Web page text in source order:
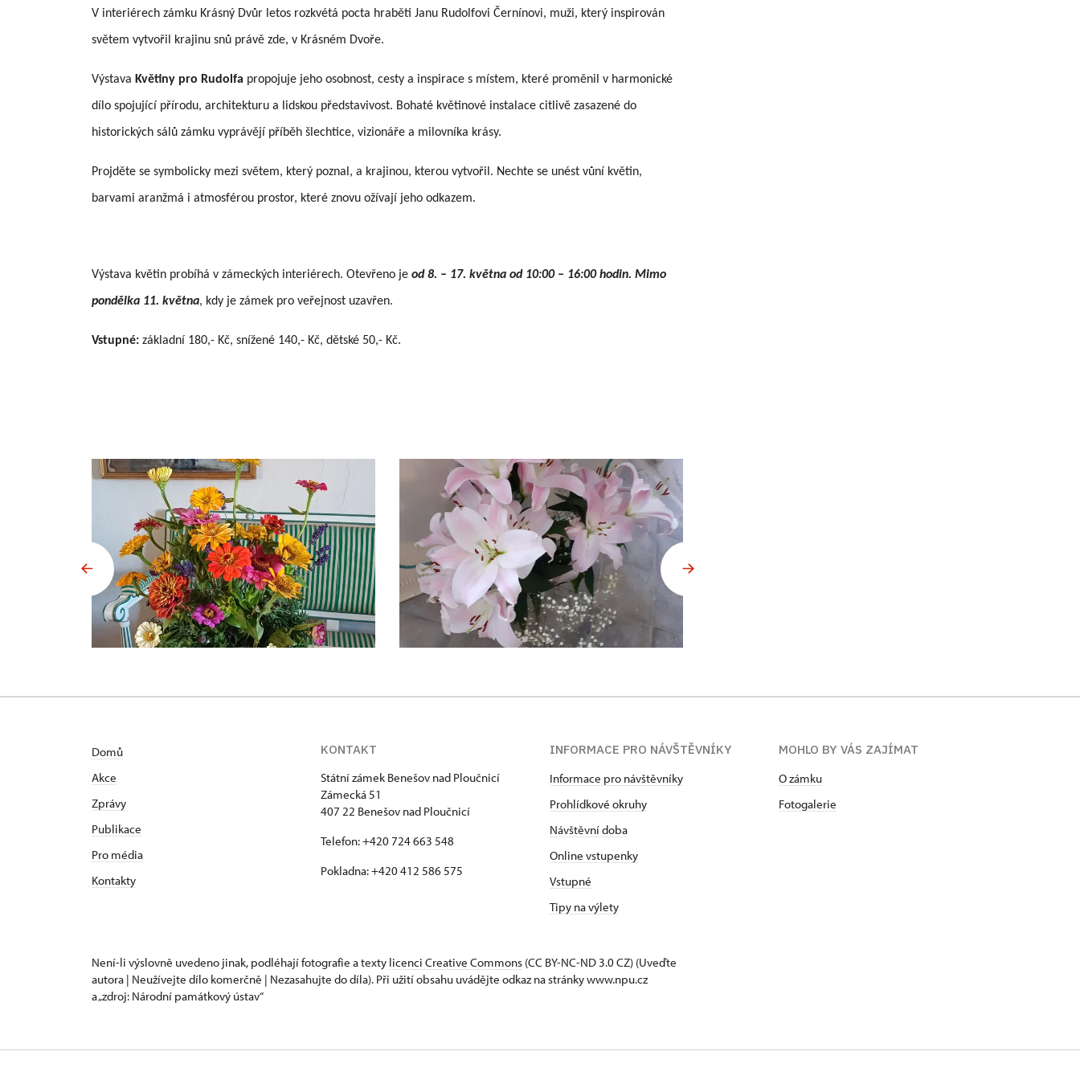
V interiérech zámku Krásný Dvůr letos rozkvétá pocta hraběti Janu Rudolfovi Černínovi, muži, který inspirován
světem vytvořil krajinu snů právě zde, v Krásném Dvoře.
Výstava Květiny pro Rudolfa propojuje jeho osobnost, cesty a inspirace s místem, které proměnil v harmonické
dílo spojující přírodu, architekturu a lidskou představivost. Bohaté květinové instalace citlivě zasazené do
historických sálů zámku vyprávějí příběh šlechtice, vizionáře a milovníka krásy.
Projděte se symbolicky mezi světem, který poznal, a krajinou, kterou vytvořil. Nechte se unést vůní květin,
barvami aranžmá i atmosférou prostor, které znovu ožívají jeho odkazem.
Výstava květin probíhá v zámeckých interiérech. Otevřeno je od 8. – 17. května od 10:00 – 16:00 hodin. Mimo
pondělka 11. května, kdy je zámek pro veřejnost uzavřen.
Vstupné: základní 180,- Kč, snížené 140,- Kč, dětské 50,- Kč.
Domů
Akce
Zprávy
Publikace
Pro média
Kontakty
KONTAKT
Státní zámek Benešov nad Ploučnicí
Zámecká 51
407 22 Benešov nad Ploučnicí
Telefon: +420 724 663 548
Pokladna: +420 412 586 575
INFORMACE PRO NÁVŠTĚVNÍKY
Informace pro návštěvníky
Prohlídkové okruhy
Návštěvní doba
Online vstupenky
Vstupné
Tipy na výlety
MOHLO BY VÁS ZAJÍMAT
O zámku
Fotogalerie
Není-li výslovně uvedeno jinak, podléhají fotografie a texty licenci Creative Commons (CC BY-NC-ND 3.0 CZ) (Uveďte
autora | Neužívejte dílo komerčně | Nezasahujte do díla). Při užití obsahu uvádějte odkaz na stránky www.npu.cz
a „zdroj: Národní památkový ústav“